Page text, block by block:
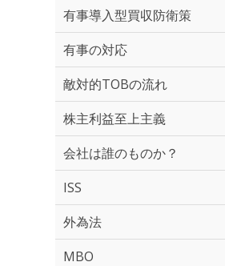
有事導入型買収防衛策
有事の対応
敵対的TOBの流れ
株主利益至上主義
会社は誰のものか？
ISS
外為法
MBO